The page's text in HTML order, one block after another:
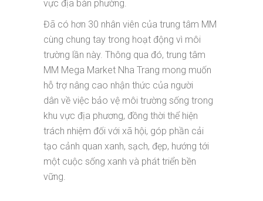
vực địa bàn phường.
Đã có hơn 30 nhân viên của trung tâm MM
cùng chung tay trong hoạt động vì môi
trường lần này. Thông qua đó, trung tâm
MM Mega Market Nha Trang mong muốn
hỗ trợ nâng cao nhận thức của người
dân về việc bảo vệ môi trường sống trong
khu vực địa phương, đồng thời thể hiện
trách nhiệm đối với xã hội, góp phần cải
tạo cảnh quan xanh, sạch, đẹp, hướng tới
một cuộc sống xanh và phát triển bền
vững.